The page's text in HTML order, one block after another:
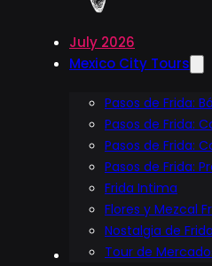
July 2026
Mexico City Tours
Pasos de Frida:
Pasos de Frida:
Pasos de Frida:
Pasos de Frida:
Frida Intima
Flores y Mezcal
Nostalgia de Frida
Tour de
Our Tours